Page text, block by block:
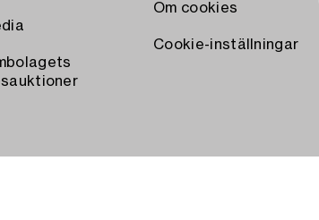
Om cookies
Cookie-inställningar